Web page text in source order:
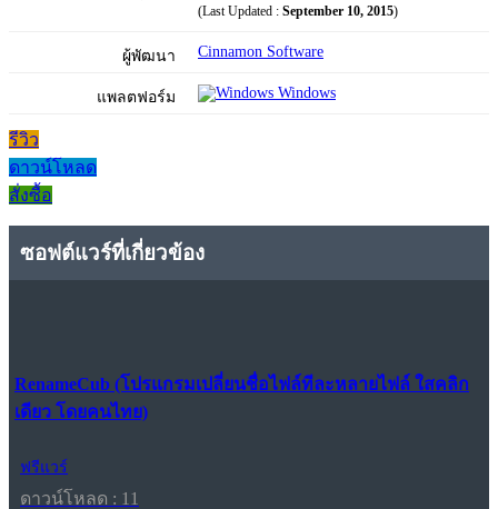
(Last Updated : September 10, 2015)
ผู้พัฒนา Cinnamon Software
แพลตฟอร์ม Windows
รีวิว
ดาวน์โหลด
สั่งซื้อ
ซอฟต์แวร์ที่เกี่ยวข้อง
RenameCub (โปรแกรมเปลี่ยนชื่อไฟล์ทีละหลายไฟล์ ใสคลิก
เดียว โดยคนไทย)
ฟรีแวร์
ดาวน์โหลด : 11